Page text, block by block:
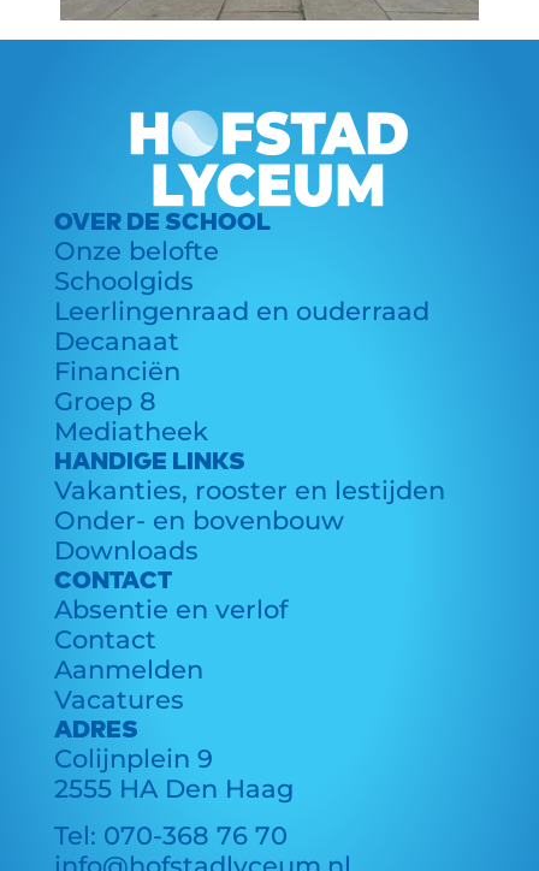
OVER DE SCHOOL
Onze belofte
Schoolgids
Leerlingenraad en ouderraad
Decanaat
Financiën
Groep 8
Mediatheek
HANDIGE LINKS
Vakanties, rooster en lestijden
Onder- en bovenbouw
Downloads
CONTACT
Absentie en verlof
Contact
Aanmelden
Vacatures
ADRES
Colijnplein 9
2555 HA Den Haag
Tel: 070-368 76 70